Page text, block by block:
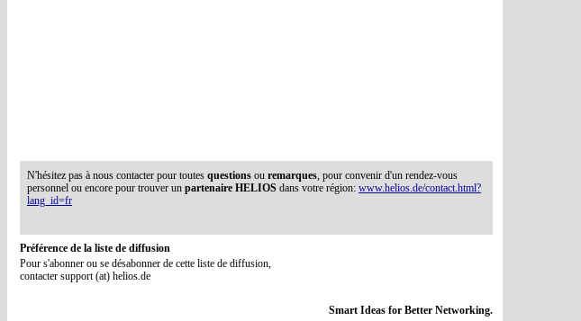
Préférence de la liste de diffusion
Pour s'abonner ou se désabonner de cette liste de diffusion,
contacter support (at) helios.de
Smart Ideas for Better Networking.
N'hésitez pas à nous contacter pour toutes questions ou remarques, pour convenir d'un rendez-vous
personnel ou encore pour trouver un partenaire HELIOS dans votre région: www.helios.de/contact.html?
lang_id=fr